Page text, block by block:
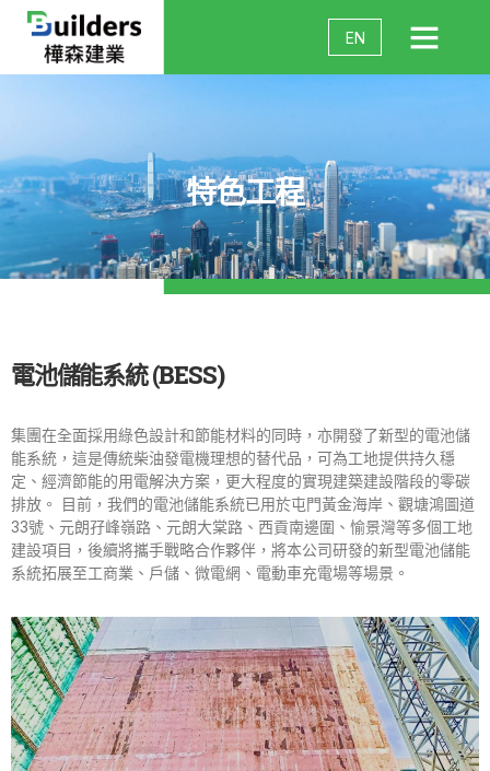
EN
特色工程
電池儲能系統 (BESS)
集團在全面採用綠色設計和節能材料的同時，亦開發了新型的電池儲
能系統，這是傳統柴油發電機理想的替代品，可為工地提供持久穩
定、經濟節能的用電解決方案，更大程度的實現建築建設階段的零碳
排放。 目前，我們的電池儲能系統已用於屯門黃金海岸、觀塘鴻圖道
33號、元朗孖峰嶺路、元朗大棠路、西貢南邊圍、愉景灣等多個工地
建設項目，後續將攜手戰略合作夥伴，將本公司研發的新型電池儲能
系統拓展至工商業、戶儲、微電網、電動車充電場等場景。